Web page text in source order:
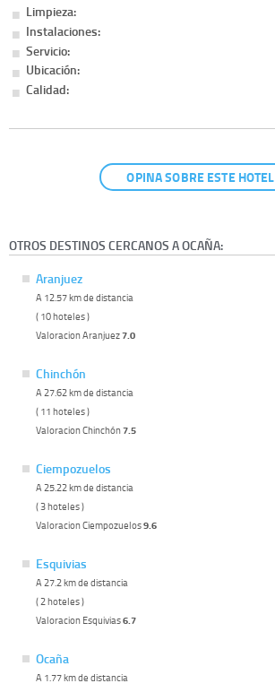
Limpieza:
Instalaciones:
Servicio:
Ubicación:
Calidad:
OPINA SOBRE ESTE HOTEL
OTROS DESTINOS CERCANOS A OCAÑA:
Aranjuez
A 12.57 km de distancia
( 10 hoteles )
Valoracion Aranjuez7.0
Chinchón
A 27.62 km de distancia
( 11 hoteles )
Valoracion Chinchón7.5
Ciempozuelos
A 25.22 km de distancia
( 3 hoteles )
Valoracion Ciempozuelos9.6
Esquivias
A 27.2 km de distancia
( 2 hoteles )
Valoracion Esquivias6.7
Ocaña
A 1.77 km de distancia